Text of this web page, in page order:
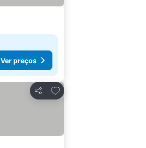
Ver preços
Partilhar
Adicionar aos favoritos